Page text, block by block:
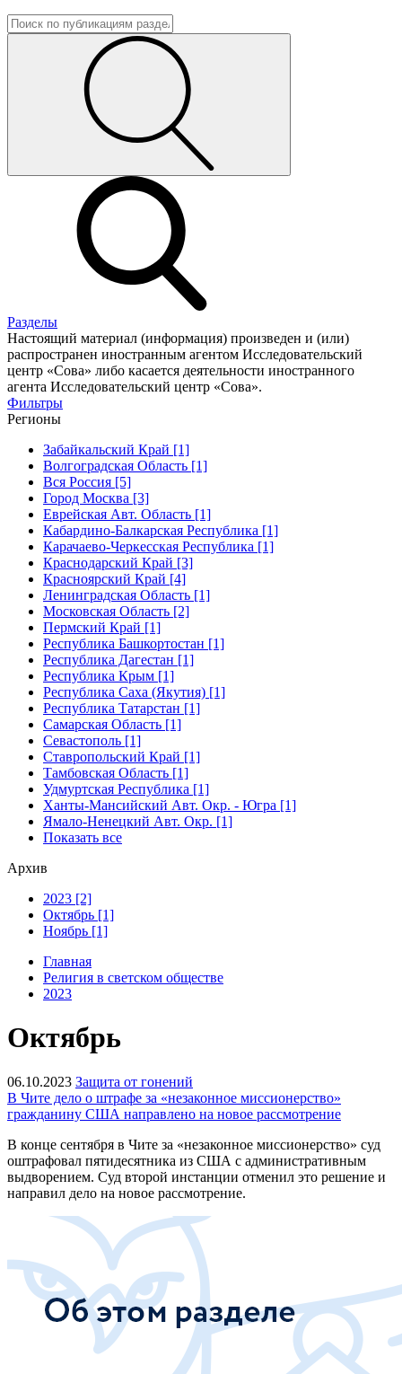
Разделы
Настоящий материал (информация) произведен и (или)
распространен иностранным агентом Исследовательский
центр «Сова» либо касается деятельности иностранного
агента Исследовательский центр «Сова».
Фильтры
Регионы
Забайкальский Край [1]
Волгоградская Область [1]
Вся Россия [5]
Город Москва [3]
Еврейская Авт. Область [1]
Кабардино-Балкарская Республика [1]
Карачаево-Черкесская Республика [1]
Краснодарский Край [3]
Красноярский Край [4]
Ленинградская Область [1]
Московская Область [2]
Пермский Край [1]
Республика Башкортостан [1]
Республика Дагестан [1]
Республика Крым [1]
Республика Саха (Якутия) [1]
Республика Татарстан [1]
Самарская Область [1]
Севастополь [1]
Ставропольский Край [1]
Тамбовская Область [1]
Удмуртская Республика [1]
Ханты-Мансийский Авт. Окр. - Югра [1]
Ямало-Ненецкий Авт. Окр. [1]
Показать все
Архив
2023 [2]
Октябрь [1]
Ноябрь [1]
Главная
Религия в светском обществе
2023
Октябрь
06.10.2023 Защита от гонений
В Чите дело о штрафе за «незаконное миссионерство»
гражданину США направлено на новое рассмотрение
В конце сентября в Чите за «незаконное миссионерство» суд
оштрафовал пятидесятника из США с административным
выдворением. Суд второй инстанции отменил это решение и
направил дело на новое рассмотрение.